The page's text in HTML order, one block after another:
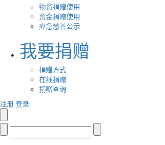
物资捐赠使用
资金捐赠使用
应急慈善公示
我要捐赠
捐赠方式
在线捐赠
捐赠查询
注册 登录